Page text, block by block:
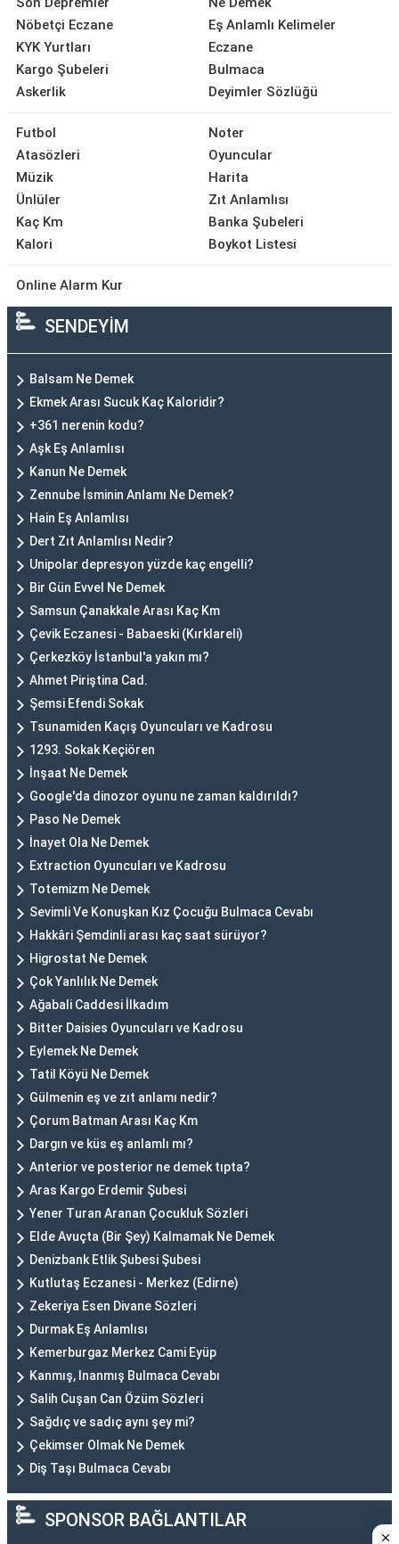
Nöbetçi Eczane
KYK Yurtları
Kargo Şubeleri
Askerlik
Eş Anlamlı Kelimeler
Eczane
Bulmaca
Deyimler Sözlüğü
Futbol
Atasözleri
Müzik
Ünlüler
Kaç Km
Kalori
Noter
Oyuncular
Harita
Zıt Anlamlısı
Banka Şubeleri
Boykot Listesi
Online Alarm Kur
SENDEYİM
Balsam Ne Demek
Ekmek Arası Sucuk Kaç Kaloridir?
+361 nerenin kodu?
Aşk Eş Anlamlısı
Kanun Ne Demek
Zennube İsminin Anlamı Ne Demek?
Hain Eş Anlamlısı
Dert Zıt Anlamlısı Nedir?
Unipolar depresyon yüzde kaç engelli?
Bir Gün Evvel Ne Demek
Samsun Çanakkale Arası Kaç Km
Çevik Eczanesi - Babaeski (Kırklareli)
Çerkezköy İstanbul'a yakın mı?
Ahmet Piriştina Cad.
Şemsi Efendi Sokak
Tsunamiden Kaçış Oyuncuları ve Kadrosu
1293. Sokak Keçiören
İnşaat Ne Demek
Google'da dinozor oyunu ne zaman kaldırıldı?
Paso Ne Demek
İnayet Ola Ne Demek
Extraction Oyuncuları ve Kadrosu
Totemizm Ne Demek
Sevimli Ve Konuşkan Kız Çocuğu Bulmaca Cevabı
Hakkâri Şemdinli arası kaç saat sürüyor?
Higrostat Ne Demek
Çok Yanlılık Ne Demek
Ağabali Caddesi İlkadım
Bitter Daisies Oyuncuları ve Kadrosu
Eylemek Ne Demek
Tatil Köyü Ne Demek
Gülmenin eş ve zıt anlamı nedir?
Çorum Batman Arası Kaç Km
Dargın ve küs eş anlamlı mı?
Anterior ve posterior ne demek tıpta?
Aras Kargo Erdemir Şubesi
Yener Turan Aranan Çocukluk Sözleri
Elde Avuçta (Bir Şey) Kalmamak Ne Demek
Denizbank Etlik Şubesi Şubesi
Kutlutaş Eczanesi - Merkez (Edirne)
Zekeriya Esen Divane Sözleri
Durmak Eş Anlamlısı
Kemerburgaz Merkez Cami Eyüp
Kanmış, Inanmış Bulmaca Cevabı
Salih Cuşan Can Özüm Sözleri
Sağdıç ve sadıç aynı şey mi?
Çekimser Olmak Ne Demek
Diş Taşı Bulmaca Cevabı
SPONSOR BAĞLANTILAR